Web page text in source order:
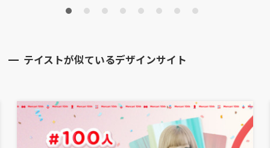
テイストが似ているデザインサイト